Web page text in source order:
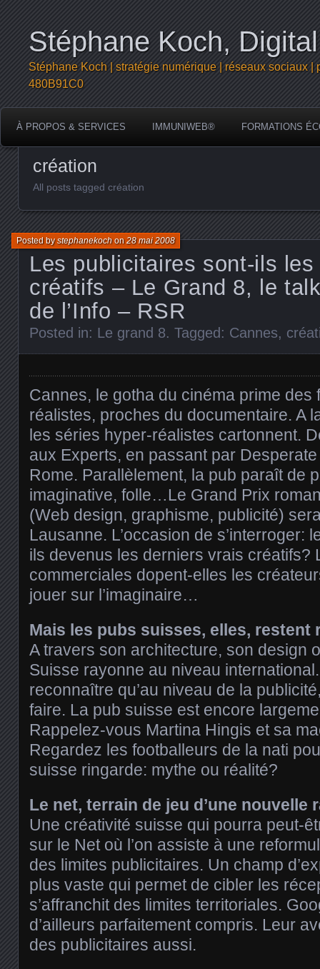
Stéphane Koch,
Stéphane Koch | stratégie numérique | réseaux sociaux
480B91C0
À PROPOS & SERVICES IMMUNIWEB® FORMATIONS
création
All posts tagged création
Les publicitaires sont-ils
créatifs – Le Grand 8, le
de l’Info – RSR
Posted bystephanekochon28 mai 2008
Posted in: Le grand 8. Tagged: Cannes,
Cannes, le gotha du cinéma prime des
réalistes, proches du documentaire. A
les séries hyper-réalistes cartonnent.
aux Experts, en passant par
Rome. Parallèlement, la pub paraît de
imaginative, folle…Le Grand Prix
(Web design, graphisme, publicité)
Lausanne. L’occasion de s’interroger:
ils devenus les derniers vrais créatifs?
commerciales dopent-elles les
jouer sur l’imaginaire…
Mais les pubs suisses, elles,
A travers son architecture, son design
Suisse rayonne au niveau
reconnaître qu’au niveau de la
faire. La pub suisse est encore
Rappelez-vous Martina Hingis et sa
Regardez les footballeurs de la nati
suisse ringarde: mythe ou réalité?
Le net, terrain de jeu d’une nouvelle
Une créativité suisse qui pourra peut-
sur le Net où l’on assiste à une
des limites publicitaires. Un champ
plus vaste qui permet de cibler les
s’affranchit des limites territoriales.
d’ailleurs parfaitement compris. Leur
des publicitaires aussi.